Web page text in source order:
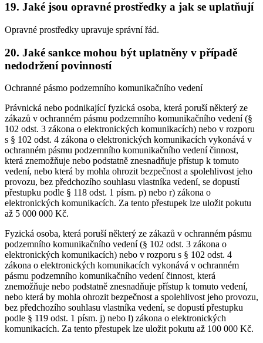
19. Jaké jsou opravné prostředky a jak se uplatňují
Opravné prostředky upravuje správní řád.
20. Jaké sankce mohou být uplatněny v případě
nedodržení povinností
Ochranné pásmo podzemního komunikačního vedení
Právnická nebo podnikající fyzická osoba, která poruší některý ze
zákazů v ochranném pásmu podzemního komunikačního vedení (§
102 odst. 3 zákona o elektronických komunikacích) nebo v rozporu
s § 102 odst. 4 zákona o elektronických komunikacích vykonává v
ochranném pásmu podzemního komunikačního vedení činnost,
která znemožňuje nebo podstatně znesnadňuje přístup k tomuto
vedení, nebo která by mohla ohrozit bezpečnost a spolehlivost jeho
provozu, bez předchozího souhlasu vlastníka vedení, se dopustí
přestupku podle § 118 odst. 1 písm. p) nebo r) zákona o
elektronických komunikacích. Za tento přestupek lze uložit pokutu
až 5 000 000 Kč.
Fyzická osoba, která poruší některý ze zákazů v ochranném pásmu
podzemního komunikačního vedení (§ 102 odst. 3 zákona o
elektronických komunikacích) nebo v rozporu s § 102 odst. 4
zákona o elektronických komunikacích vykonává v ochranném
pásmu podzemního komunikačního vedení činnost, která
znemožňuje nebo podstatně znesnadňuje přístup k tomuto vedení,
nebo která by mohla ohrozit bezpečnost a spolehlivost jeho provozu,
bez předchozího souhlasu vlastníka vedení, se dopustí přestupku
podle § 119 odst. 1 písm. j) nebo l) zákona o elektronických
komunikacích. Za tento přestupek lze uložit pokutu až 100 000 Kč.